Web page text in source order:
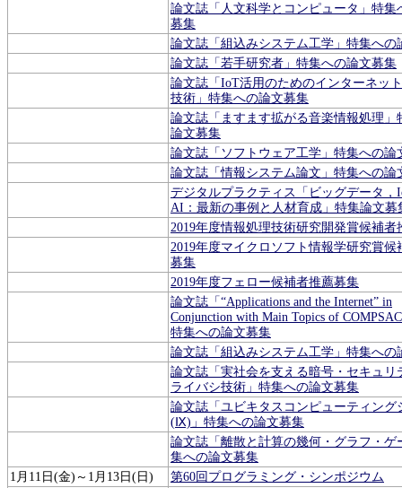
論文誌「人文科学とコンピュータ」特集
募集
論文誌「組込みシステム工学」特集への
論文誌「若手研究者」特集への論文募集
論文誌「IoT活用のためのインターネッ
技術」特集への論文募集
論文誌「ますます拡がる音楽情報処理」
論文募集
論文誌「ソフトウェア工学」特集への論
論文誌「情報システム論文」特集への論
デジタルプラクティス「ビッグデータ，
AI：最新の事例と人材育成」特集論文募
2019年度情報処理技術研究開発賞候補者
2019年度マイクロソフト情報学研究賞候
募集
2019年度フェロー候補者推薦募集
論文誌「“Applications and the Internet” in
Conjunction with Main Topics of
特集への論文募集
論文誌「組込みシステム工学」特集への
論文誌「実社会を支える暗号・セキュリ
ライバシ技術」特集への論文募集
論文誌「ユビキタスコンピューティング
(Ⅸ)」特集への論文募集
論文誌「離散と計算の幾何・グラフ・ゲ
集への論文募集
1月11日(金)～1月13日(日)
第60回プログラミング・シンポジウム